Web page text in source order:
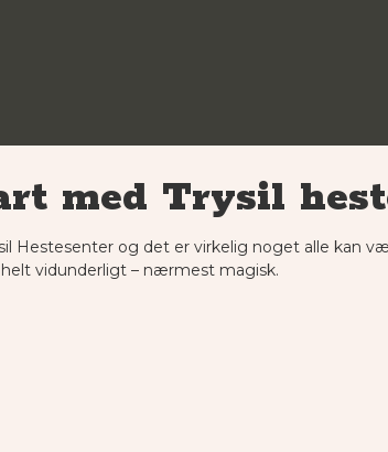
med Trysil
Hestesenter og det er virkelig noget alle kan
vidunderligt – nærmest magisk.